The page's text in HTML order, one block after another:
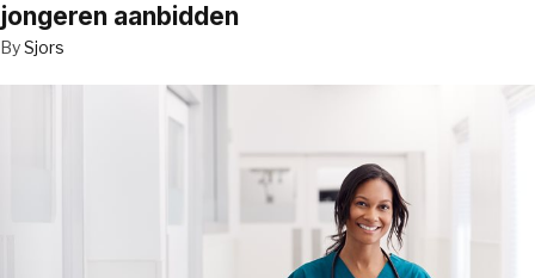
jongeren aanbidden
BySjors